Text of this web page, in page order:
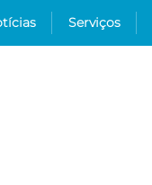
Serviços